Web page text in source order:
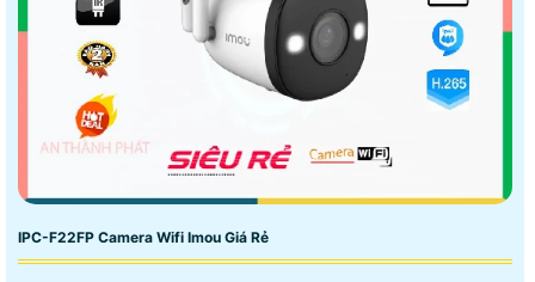
IPC-F22FP Camera Wifi Imou Giá Rẻ